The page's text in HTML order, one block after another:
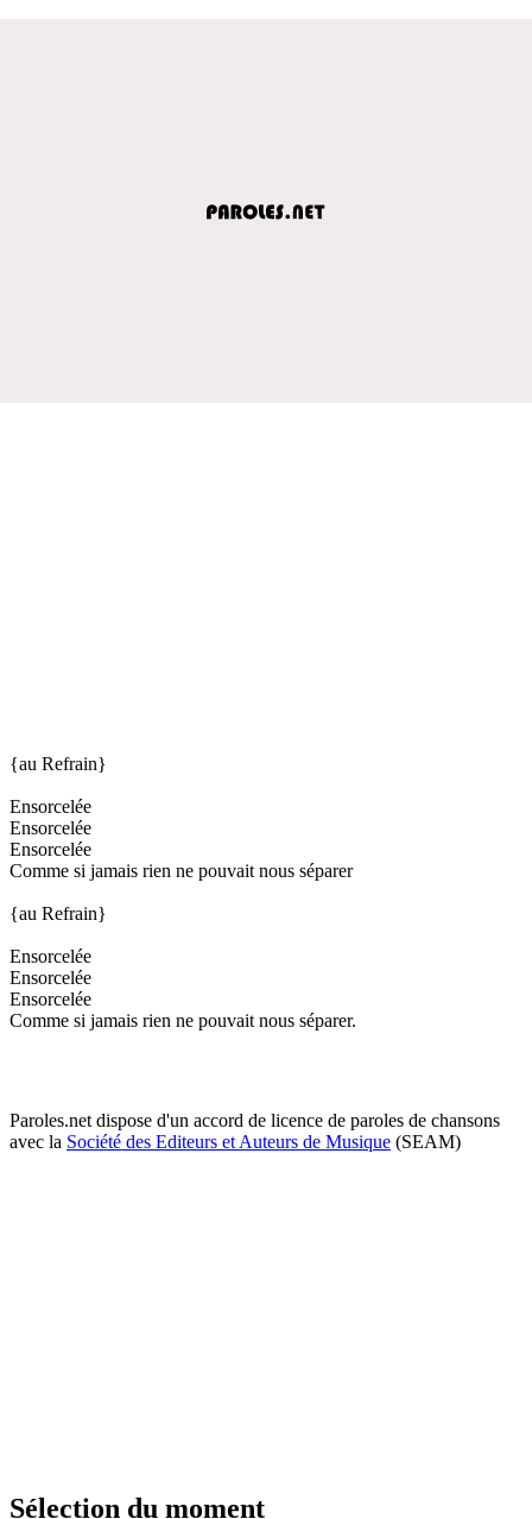
{au Refrain}
Ensorcelée
Ensorcelée
Ensorcelée
Comme si jamais rien ne pouvait nous séparer
{au Refrain}
Ensorcelée
Ensorcelée
Ensorcelée
Comme si jamais rien ne pouvait nous séparer.
Paroles.net dispose d'un accord de licence de paroles de chansons
avec la Société des Editeurs et Auteurs de Musique (SEAM)
Sélection du moment